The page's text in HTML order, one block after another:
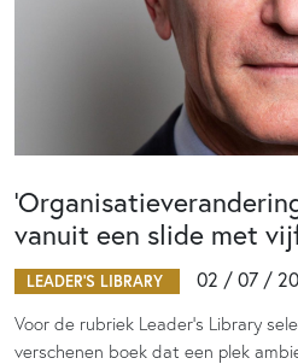
vanuit een slide met
LEADER'S LIBRARY 02 / 07 /
Voor de rubriek Leader’s Library
verschenen boek dat een plek